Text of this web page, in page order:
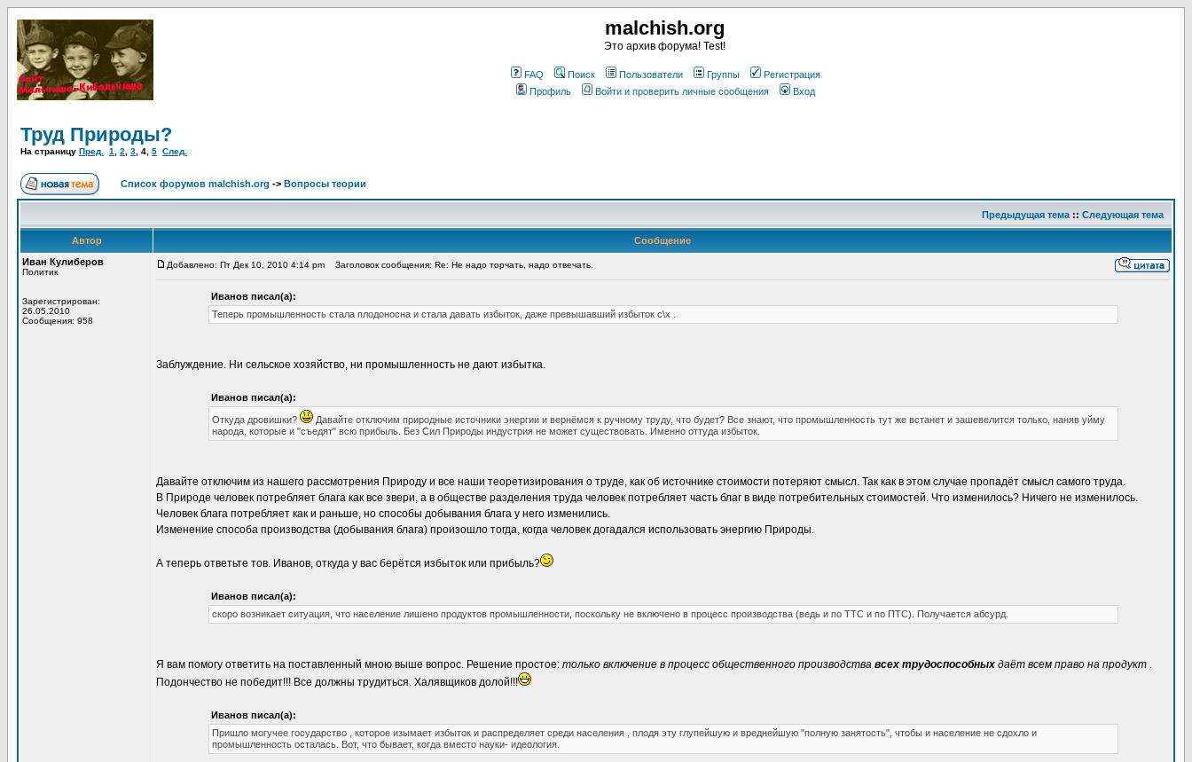
malchish.org
Это архив форума! Test!
FAQ Поиск Пользователи Группы
Регистрация
Профиль
Войти и проверить личные сообщения Вход
Труд Природы?
На страницу Пред. 1 2 3 4 5 След.
Список форумов malchish.org -> Вопросы теории
Предыдущая тема :: Следующая тема
Автор
Сообщение
Иван Кулиберов
Политик
Зарегистрирован:
26.05.2010
Сообщения: 958
Добавлено: Пт Дек 10, 2010 4:14 pm Заголовок сообщения: Re: Не надо торчать, надо отвечать.
Иванов писал(а):
Теперь промышленность стала плодоносна и стала давать избыток, даже превышавший избыток с\х .
Заблуждение. Ни сельское хозяйство, ни промышленность не дают избытка.
Иванов писал(а):
Откуда дровишки?
Давайте отключим природные источники энергии и вернёмся к ручному труду, что будет? Все знают, что промышленность тут же встанет и зашевелится только, наняв уйму
народа, которые и "съедят" всю прибыль. Без Сил Природы индустрия не может существовать. Именно оттуда избыток.
Давайте отключим из нашего рассмотрения Природу и все наши теоретизирования о труде, как об источнике стоимости потеряют смысл. Так как в этом случае пропадёт смысл самого труда.
В Природе человек потребляет блага как все звери, а в обществе разделения труда человек потребляет часть благ в виде потребительных стоимостей. Что изменилось? Ничего не изменилось.
Человек блага потребляет как и раньше, но способы добывания блага у него изменились.
Изменение способа производства (добывания блага) произошло тогда, когда человек догадался использовать энергию Природы.
А теперь ответьте тов. Иванов, откуда у вас берётся избыток или прибыль?
Иванов писал(а):
скоро возникает ситуация, что население лишено продуктов промышленности, поскольку не включено в процесс производства (ведь и по ТТС и по ПТС). Получается абсурд.
Я вам помогу ответить на поставленный мною выше вопрос. Решение простое: только включение в процесс общественного производства всех трудоспособных даёт всем право на продукт .
Подончество не победит!!! Все должны трудиться. Халявщиков долой!!!
Иванов писал(а):
Пришло могучее государство , которое изымает избыток и распределяет среди населения , плодя эту глупейшую и вреднейшую "полную занятость", чтобы и население не сдохло и
промышленность осталась. Вот, что бывает, когда вместо науки- идеология.